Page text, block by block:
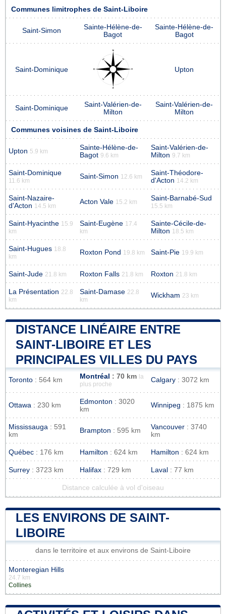
Communes limitrophes de Saint-Liboire
Saint-Simon
Sainte-Hélène-de-
Bagot
Sainte-Hélène-de-
Bagot
Saint-Dominique Upton
Saint-Dominique
Saint-Valérien-de-
Milton
Saint-Valérien-de-
Milton
Communes voisines de Saint-Liboire
Upton 5.9 km
Sainte-Hélène-de-
Bagot 9.6 km
Saint-Valérien-de-
Milton 9.7 km
Saint-Dominique
11.6 km
Saint-Simon 12.6 km
Saint-Théodore-
d'Acton 14.2 km
Saint-Nazaire-
d'Acton 14.5 km
Acton Vale 15.2 km Saint-Barnabé-Sud
15.5 km
Saint-Hyacinthe 15.9
km
Saint-Eugène 17.4
km
Sainte-Cécile-de-
Milton 18.5 km
Saint-Hugues 18.8
km
Roxton Pond 19.8 km Saint-Pie 19.9 km
Saint-Jude 21.8 km Roxton Falls 21.8 km Roxton 21.8 km
La Présentation 22.8
km
Saint-Damase 22.8
km
Wickham 23 km
DISTANCE LINÉAIRE ENTRE
SAINT-LIBOIRE ET LES
PRINCIPALES VILLES DU PAYS
Toronto : 564 km Montréal : 70 km
la
plus proche
Calgary : 3072 km
Ottawa : 230 km Edmonton : 3020
km
Winnipeg : 1875 km
Mississauga : 591
km
Brampton : 595 km Vancouver : 3740
km
Québec : 176 km Hamilton : 624 km Hamilton : 624 km
Surrey : 3723 km Halifax : 729 km Laval : 77 km
Distance calculée à vol d'oiseau
LES ENVIRONS DE SAINT-
LIBOIRE
dans le territoire et aux environs de Saint-Liboire
Monteregian Hills
24.7 km
Collines